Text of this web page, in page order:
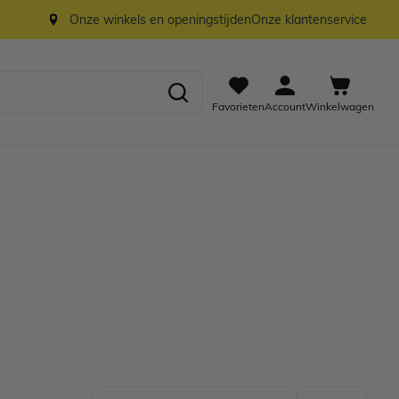
Onze winkels en openingstijdenOnze klantenservice
FavorietenAccountWinkelwagen